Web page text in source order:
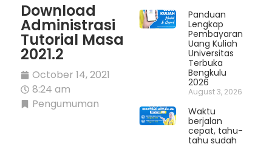
Download
Administrasi
Tutorial Masa
2021.2
October 14, 2021
8:24 am
Pengumuman
Panduan
Lengkap
Pembayaran
Uang Kuliah
Universitas
Terbuka
Bengkulu
2026
August 3, 2026
Waktu
berjalan
cepat, tahu-
tahu sudah